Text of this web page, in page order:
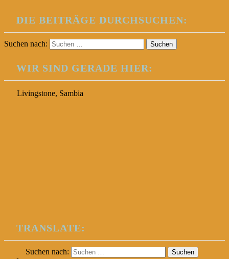
DIE BEITRÄGE DURCHSUCHEN:
Suchen nach:
WIR SIND GERADE HIER:
Livingstone, Sambia
TRANSLATE:
Suchen nach: